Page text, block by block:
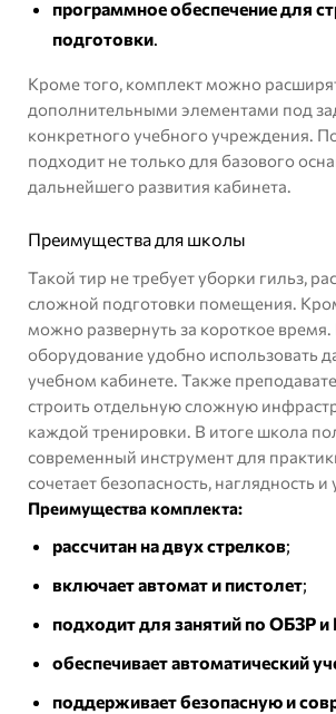
программное обеспечение для
подготовки.
Кроме того, комплект можно
дополнительными элементами под
конкретного учебного учреждения.
подходит не только для базового
дальнейшего развития кабинета.
Преимущества для школы
Такой тир не требует уборки гильз,
сложной подготовки помещения.
можно развернуть за короткое
оборудование удобно использовать
учебном кабинете. Также
строить отдельную сложную
каждой тренировки. В итоге школа
современный инструмент для
сочетает безопасность, наглядность и
Преимущества комплекта:
рассчитан на двух стрелков;
включает автомат и пистолет;
подходит для занятий по ОБЗР
обеспечивает автоматический
поддерживает безопасную и